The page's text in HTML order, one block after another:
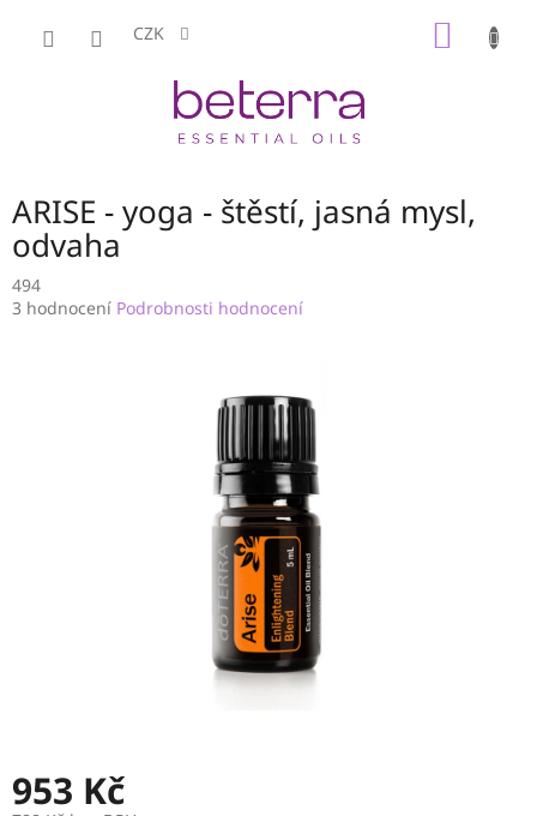
CZK
ARISE - yoga - štěstí, jasná mysl,
odvaha
494
Průměrné
3 hodnocení Podrobnosti hodnocení
953 Kč